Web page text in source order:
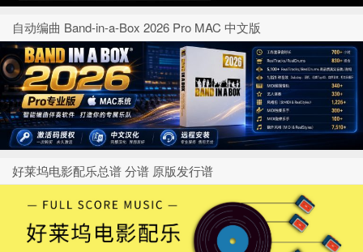
自动编曲 Band-in-a-Box 2026 Pro MAC 中文版
好莱坞电影配乐总谱 分谱 原版发行谱